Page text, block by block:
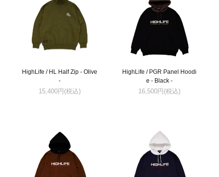
HighLife / HL Half Zip - Olive
-
15,400円(税込)
HighLife / PGR Panel Hoodi
e - Black -
16,500円(税込)